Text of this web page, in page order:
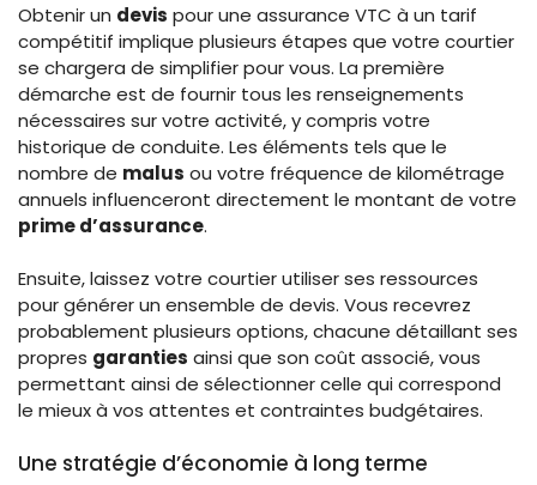
Obtenir un devis pour une assurance VTC à un tarif
compétitif implique plusieurs étapes que votre courtier
se chargera de simplifier pour vous. La première
démarche est de fournir tous les renseignements
nécessaires sur votre activité, y compris votre
historique de conduite. Les éléments tels que le
nombre de malus ou votre fréquence de kilométrage
annuels influenceront directement le montant de votre
prime d’assurance.
Ensuite, laissez votre courtier utiliser ses ressources
pour générer un ensemble de devis. Vous recevrez
probablement plusieurs options, chacune détaillant ses
propres garanties ainsi que son coût associé, vous
permettant ainsi de sélectionner celle qui correspond
le mieux à vos attentes et contraintes budgétaires.
Une stratégie d’économie à long terme